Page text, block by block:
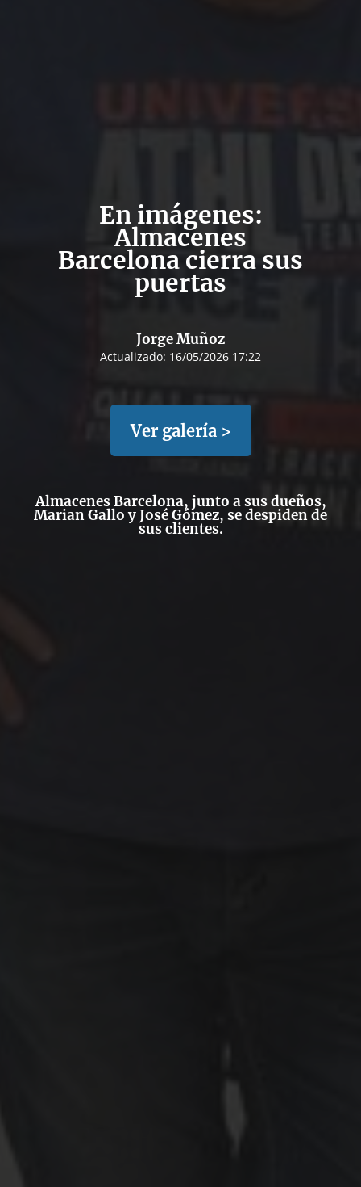
En imágenes:
Almacenes
Barcelona cierra sus
puertas
Jorge Muñoz
Actualizado: 16/05/2026 17:22
Ver galería >
Almacenes Barcelona, junto a sus dueños,
Marian Gallo y José Gómez, se despiden de
sus clientes.